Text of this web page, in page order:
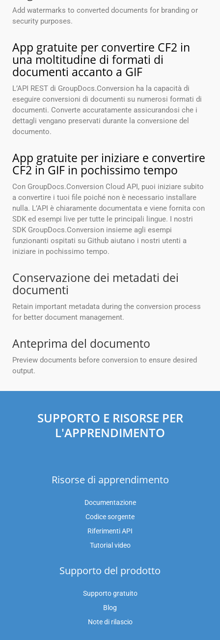
Add watermarks to converted documents for branding or
security purposes.
App gratuite per convertire CF2 in
una moltitudine di formati di
documenti accanto a GIF
L’API REST di GroupDocs.Conversion ha la capacità di
eseguire conversioni di documenti su numerosi formati di
documenti. Converte accuratamente assicurandosi che i
dettagli vengano preservati durante la conversione del
documento.
App gratuite per iniziare e convertire
CF2 in GIF in pochissimo tempo
Con GroupDocs.Conversion Cloud API, puoi iniziare subito
a convertire i tuoi file poiché non è necessario installare
nulla. L’API è chiaramente documentata e viene fornita con
SDK ed esempi live per tutte le principali lingue. I nostri
SDK GroupDocs.Conversion insieme agli esempi
funzionanti ospitati su Github aiutano i nostri utenti a
iniziare in pochissimo tempo.
Conservazione dei metadati dei
documenti
Retain important metadata during the conversion process
for better document management.
Anteprima del documento
Preview documents before conversion to ensure desired
output.
SUPPORTO E RISORSE PER
L'APPRENDIMENTO
Risorse di apprendimento
Documentazione
Codice sorgente
Riferimenti API
Tutorial video
Supporto del prodotto
Supporto gratuito
Blog
Note di rilascio